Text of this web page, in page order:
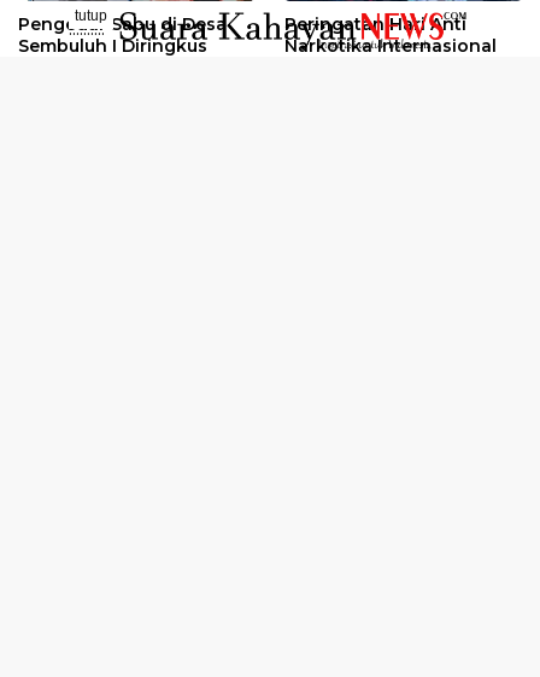
Pengedar Sabu di Desa
Sembuluh I Diringkus
Peringatan Hari Anti
Narkotika Internasional
tutup
..........